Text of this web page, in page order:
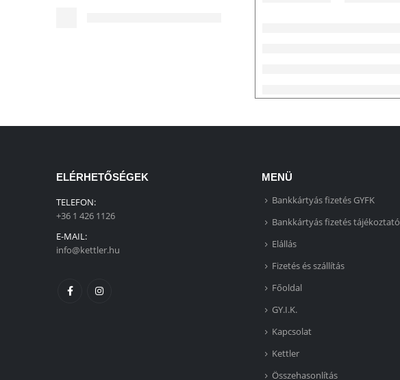
ELÉRHETŐSÉGEK
TELEFON:
+36 1 426 1126
E-MAIL:
info@kettler.hu
MENÜ
Bankkártyás fizetés GYFK
Bankkártyás fizetés tájékoztató
Elállás
Fizetés és szállítás
Főoldal
GY.I.K.
Kapcsolat
Kettler
Összehasonlítás